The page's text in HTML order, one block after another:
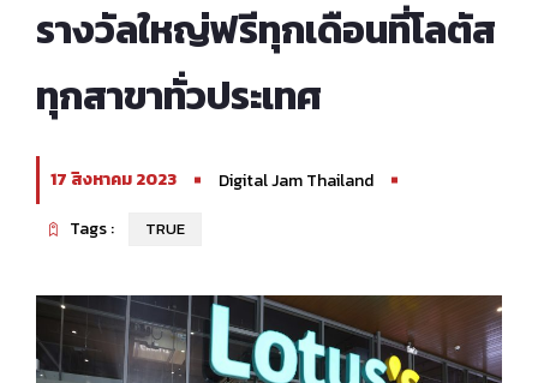
รางวัลใหญ่ฟรีทุกเดือนที่โลตัส
ทุกสาขาทั่วประเทศ
17 สิงหาคม 2023
Digital Jam Thailand
Tags :
TRUE